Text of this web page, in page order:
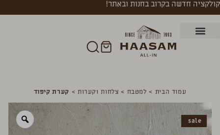
קולקציה חדשה בקרוב בחנות ובאתר!
עמוד הבית > למטבח > צלחות וקערות > קערת קיפוד
sale